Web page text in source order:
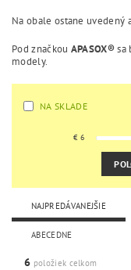
Na obale ostane uvedený
Pod značkou APASOX®sa
modely.
NA SKLADE
€ 6
NAJPREDÁVANEJŠIE
ABECEDNE
6 položiek celkom